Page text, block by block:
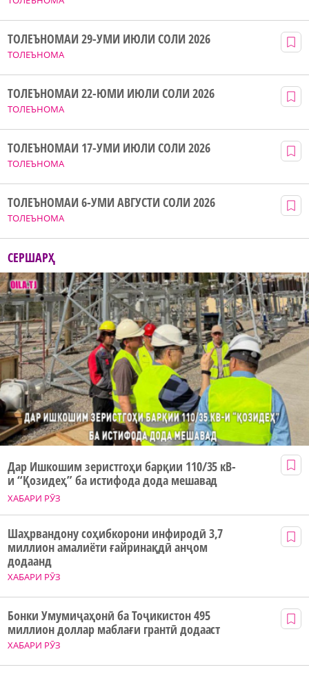
ТОЛЕЪНОМА
ТОЛЕЪНОМАИ 29-УМИ ИЮЛИ СОЛИ 2026
ТОЛЕЪНОМА
ТОЛЕЪНОМАИ 22-ЮМИ ИЮЛИ СОЛИ 2026
ТОЛЕЪНОМА
ТОЛЕЪНОМАИ 17-УМИ ИЮЛИ СОЛИ 2026
ТОЛЕЪНОМА
ТОЛЕЪНОМАИ 6-УМИ АВГУСТИ СОЛИ 2026
СЕРШАРҲ
ХАБАРИ РӮЗ
Дар Ишкошим зеристгоҳи барқии 110/35 кВ-
и “Қозидеҳ” ба истифода дода мешавад
ХАБАРИ РӮЗ
Шаҳрвандону соҳибкорони инфиродӣ 3,7
миллион амалиёти ғайринақдӣ анҷом
додаанд
ХАБАРИ РӮЗ
Бонки Умумиҷаҳонӣ ба Тоҷикистон 495
миллион доллар маблағи грантӣ додааст